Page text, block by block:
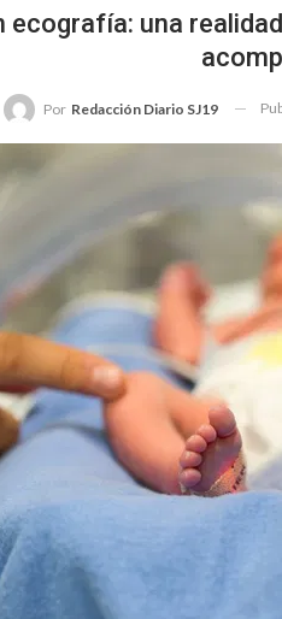
ecografía: una
Por Redacción Diario SJ19